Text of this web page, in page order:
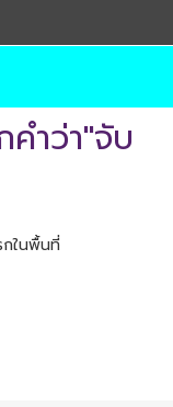
ำว่า"จับ
กในพื้นที่